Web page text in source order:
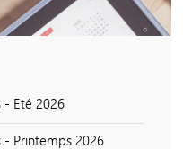
Eté 2026
Printemps 2026